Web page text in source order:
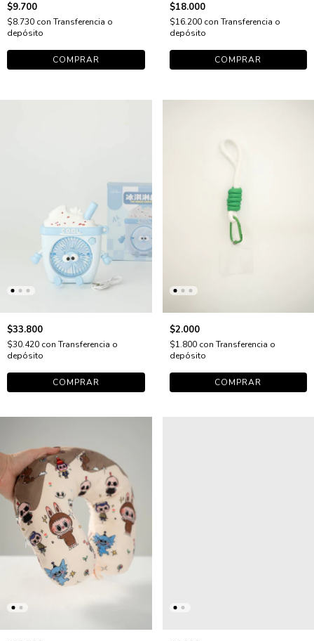
$9.700
$8.730 con Transferencia o
depósito
$18.000
$16.200 con Transferencia o
depósito
$33.800
$30.420 con Transferencia o
depósito
COMPRAR
$2.000
$1.800 con Transferencia o
depósito
COMPRAR